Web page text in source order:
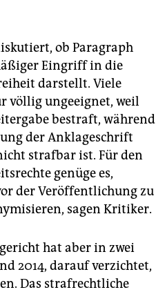
ob Paragraph
Eingriff in die
darstellt. Viele
völlig ungeeignet, weil
bestraft, während
der Anklageschrift
strafbar ist. Für den
genüge es,
der Veröffentlichung zu
sagen Kritiker.
hat aber in zwei
2014, darauf verzichtet,
Das strafrechtliche